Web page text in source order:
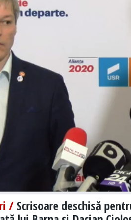
/ Scrisoare deschisă